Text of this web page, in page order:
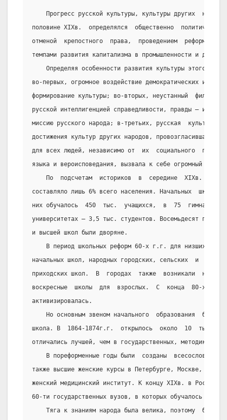
Прогресс русской культуры, культуры других
половине XIXв.  определялся  общественно
отменой  крепостного  права,  проведением  реформ
темпами развития капитализма в промышленности и др.
Определяя особенности развития культуры этого
во-первых, огромное воздействие демократических и
формирование культуры; во-вторых, неустанный
русской интеллигенцией справедливости, правды –
миссию русского народа; в-третьих, русская  культура,
достижения культур других народов, провозгласившая
для всех людей, независимо от  их  социального
языка и вероисповедания, вызвала к себе огромный
По  подсчетам  историков  в  середине  XIXв.
составляло лишь 6% всего населения. Начальных  школ
них обучалось  450  тыс.  учащихся,  в  75
университетах – 3,5 тыс. студентов. Восемьдесят
и высшей школ были дворяне.
В период школьных реформ 60-х г.г. для низших
начальных школ, народных городских, сельских  и
приходских школ.  В  городах  также  возникали  новые
воскресные  школы  для  взрослых.  С  конца  80-х
активизировалась.
Но основным звеном начального  образования  была
школа. В  1864-1874г.г.  открылось  около  10  тыс.
отличались лучшей, чем в государственных, методикой
В пореформенные годы были  созданы  всесословные
также высшие женские курсы в Петербурге, Москве,
женский медицинский институт. К концу XIXв. в России
60-ти государственных вузов, в которых обучалось
Тяга к знаниям народа была велика, поэтому